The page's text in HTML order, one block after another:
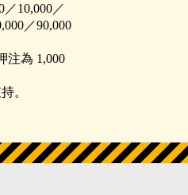
／10,000／
／90,000
注為 1,000
。